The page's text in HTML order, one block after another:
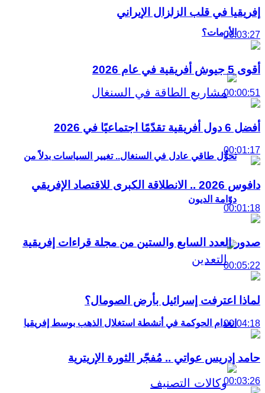
الأزمات؟
تحوُّل طاقي عادل في السنغال.. تغيير السياسات بدلاً من
دوّامة الديون
انعدام الحوكمة في أنشطة استغلال الذهب بوسط إفريقيا
إفريقيا في قلب الزلزال الإيراني
00:03:27
أقوى 5 جيوش أفريقية في عام 2026
00:00:51
أفضل 6 دول أفريقية تقدّمًا اجتماعيًا في 2026
00:01:17
دافوس 2026 .. الانطلاقة الكبرى للاقتصاد الإفريقي
00:01:18
صدور العدد السابع والستين من مجلة قراءات إفريقية
00:05:22
لماذا اعترفت إسرائيل بأرض الصومال؟
00:04:18
حامد إدريس عواتي .. مُفجّر الثورة الإريترية
00:03:26